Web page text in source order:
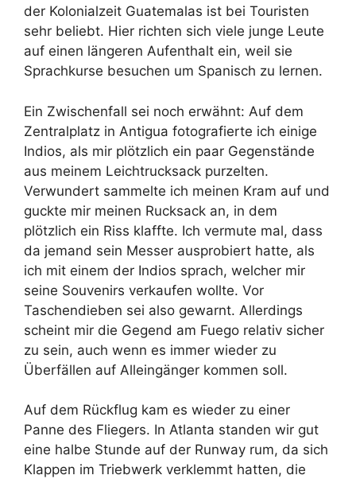
der Kolonialzeit Guatemalas ist bei Touristen
sehr beliebt. Hier richten sich viele junge Leute
auf einen längeren Aufenthalt ein, weil sie
Sprachkurse besuchen um Spanisch zu lernen.
Ein Zwischenfall sei noch erwähnt: Auf dem
Zentralplatz in Antigua fotografierte ich einige
Indios, als mir plötzlich ein paar Gegenstände
aus meinem Leichtrucksack purzelten.
Verwundert sammelte ich meinen Kram auf und
guckte mir meinen Rucksack an, in dem
plötzlich ein Riss klaffte. Ich vermute mal, dass
da jemand sein Messer ausprobiert hatte, als
ich mit einem der Indios sprach, welcher mir
seine Souvenirs verkaufen wollte. Vor
Taschendieben sei also gewarnt. Allerdings
scheint mir die Gegend am Fuego relativ sicher
zu sein, auch wenn es immer wieder zu
Überfällen auf Alleingänger kommen soll.
Auf dem Rückflug kam es wieder zu einer
Panne des Fliegers. In Atlanta standen wir gut
eine halbe Stunde auf der Runway rum, da sich
Klappen im Triebwerk verklemmt hatten, die